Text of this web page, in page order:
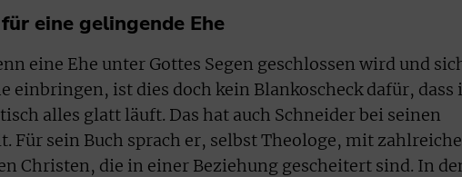
eine gelingende Ehe
eine Ehe unter Gottes Segen geschlossen wird und
einbringen, ist dies doch kein Blankoscheck dafür, dass
alles glatt läuft. Das hat auch Schneider bei seinen
Für sein Buch sprach er, selbst Theologe, mit
Christen, die in einer Beziehung gescheitert sind. In